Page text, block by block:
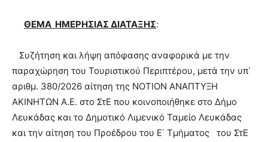
ΘΕΜΑ ΗΜΕΡΗΣΙΑΣ ΔΙΑΤΑΞΗΣ:
Συζήτηση και λήψη απόφασης αναφορικά με την
παραχώρηση του Τουριστικού Περιπτέρου, μετά την υπ΄
αριθμ. 380/2026 αίτηση της ΝΟΤΙΟΝ ΑΝΑΠΤΥΞΗ
ΑΚΙΝΗΤΩΝ Α.Ε. στο ΣτΕ που κοινοποιήθηκε στο Δήμο
Λευκάδας και το Δημοτικό Λιμενικό Ταμείο Λευκάδας
και την αίτηση του Προέδρου του Ε΄ Τμήματος του ΣτΕ